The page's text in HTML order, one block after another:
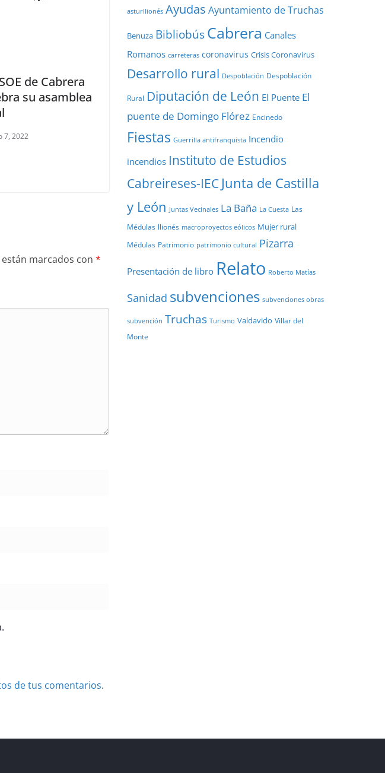
de Cabrera
su asamblea
7, 2022
marcados con *
de tus comentarios.
asturllionés Ayudas Ayuntamiento de Truchas
Benuza BibliobúsCabrera Canales
Romanos carreteras coronavirus Crisis Coronavirus
Desarrollo rural Despoblación Despoblación
Rural Diputación de León El Puente El
puente de Domingo Flórez Encinedo
Fiestas Guerrilla antifranquista Incendio
incendios Instituto de Estudios
Cabreireses-IEC Junta de Castilla
y León Juntas Vecinales La Baña La Cuesta Las
Médulas llionés macroproyectos eólicos Mujer rural
Médulas Patrimonio patrimonio cultural Pizarra
Presentación de libro Relato Roberto Matías
Sanidad subvenciones subvenciones obras
subvención Truchas Turismo Valdavido Villar del
Monte